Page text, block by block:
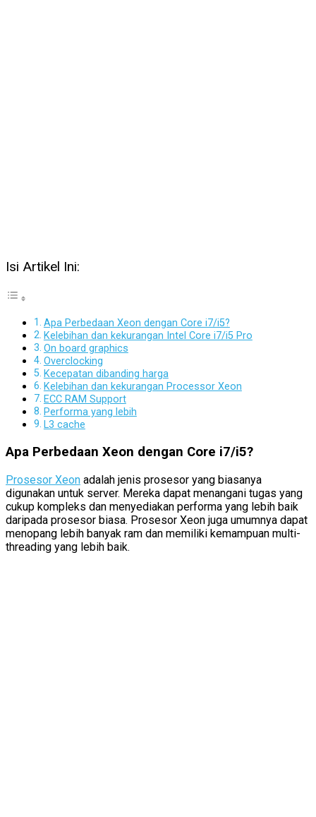
Isi Artikel Ini:
Apa Perbedaan Xeon dengan Core i7/i5?
Kelebihan dan kekurangan Intel Core i7/i5 Pro
On board graphics
Overclocking
Kecepatan dibanding harga
Kelebihan dan kekurangan Processor Xeon
ECC RAM Support
Performa yang lebih
L3 cache
Apa Perbedaan Xeon dengan Core i7/i5?
Prosesor Xeon adalah jenis prosesor yang biasanya
digunakan untuk server. Mereka dapat menangani tugas yang
cukup kompleks dan menyediakan performa yang lebih baik
daripada prosesor biasa. Prosesor Xeon juga umumnya dapat
menopang lebih banyak ram dan memiliki kemampuan multi-
threading yang lebih baik.